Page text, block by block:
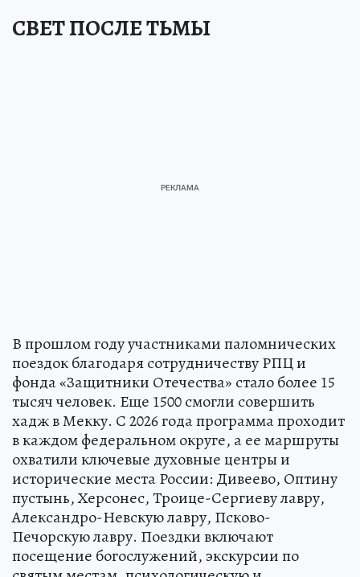
СВЕТ ПОСЛЕ ТЬМЫ
В прошлом году участниками паломнических
поездок благодаря сотрудничеству РПЦ и
фонда «Защитники Отечества» стало более 15
тысяч человек. Еще 1500 смогли совершить
хадж в Мекку. С 2026 года программа проходит
в каждом федеральном округе, а ее маршруты
охватили ключевые духовные центры и
исторические места России: Дивеево, Оптину
пустынь, Херсонес, Троице-Сергиеву лавру,
Александро-Невскую лавру, Псково-
Печорскую лавру. Поездки включают
посещение богослужений, экскурсии по